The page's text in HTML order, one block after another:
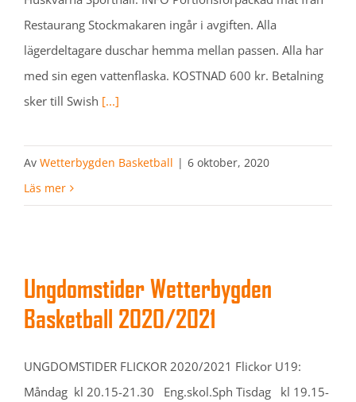
Restaurang Stockmakaren ingår i avgiften. Alla
lägerdeltagare duschar hemma mellan passen. Alla har
med sin egen vattenflaska. KOSTNAD 600 kr. Betalning
sker till Swish [...]
Av Wetterbygden Basketball | 6 oktober, 2020
Läs mer
Ungdomstider Wetterbygden
Basketball 2020/2021
UNGDOMSTIDER FLICKOR 2020/2021 Flickor U19:
Måndag kl 20.15-21.30 Eng.skol.Sph Tisdag kl 19.15-